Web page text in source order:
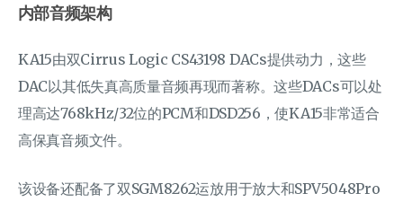
内部音频架构
KA15由双Cirrus Logic CS43198 DACs提供动力，这些
DAC以其低失真高质量音频再现而著称。这些DACs可以处
理高达768kHz/32位的PCM和DSD256，使KA15非常适合
高保真音频文件。
该设备还配备了双SGM8262运放用于放大和SPV5048Pro